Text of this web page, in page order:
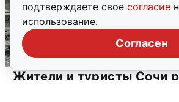
подтверждаете свое согласие
использование.
Согласен
Жители и туристы Сочи